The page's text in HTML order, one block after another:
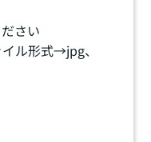
さい
ル形式→jpg、